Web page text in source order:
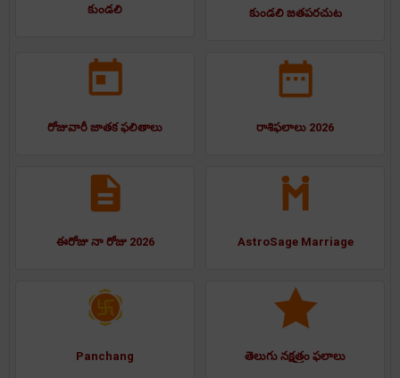
కుండలి కుండలి జతపరచుట
రోజువారీ జాతక ఫలితాలు రాశిఫలాలు 2026
ఈరోజు నా రోజు 2026 AstroSage Marriage
Panchang తెలుగు నక్షత్రం ఫలాలు